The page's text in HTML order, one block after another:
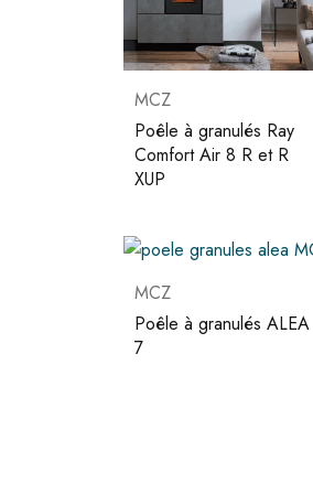
MCZ
Poêle à granulés Ray
Comfort Air 8 R et R
XUP
MCZ
Poêle à granulés ALEA
7